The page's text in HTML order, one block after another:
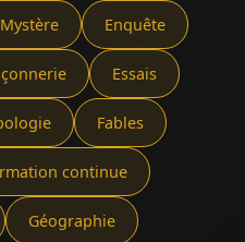
Enquête
Essais
Fables
continue
Géographie